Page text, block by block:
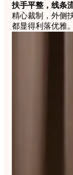
扶手平整，线条
精心裁制，外侧
都显得利落优雅。